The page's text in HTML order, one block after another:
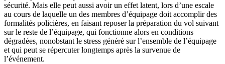
sécurité. Mais elle peut aussi avoir un effet latent, lors d’une escale
au cours de laquelle un des membres d’équipage doit accomplir des
formalités policières, en faisant reposer la préparation du vol suivant
sur le reste de l’équipage, qui fonctionne alors en conditions
dégradées, nonobstant le stress généré sur l’ensemble de l’équipage
et qui peut se répercuter longtemps après la survenue de
l’événement.